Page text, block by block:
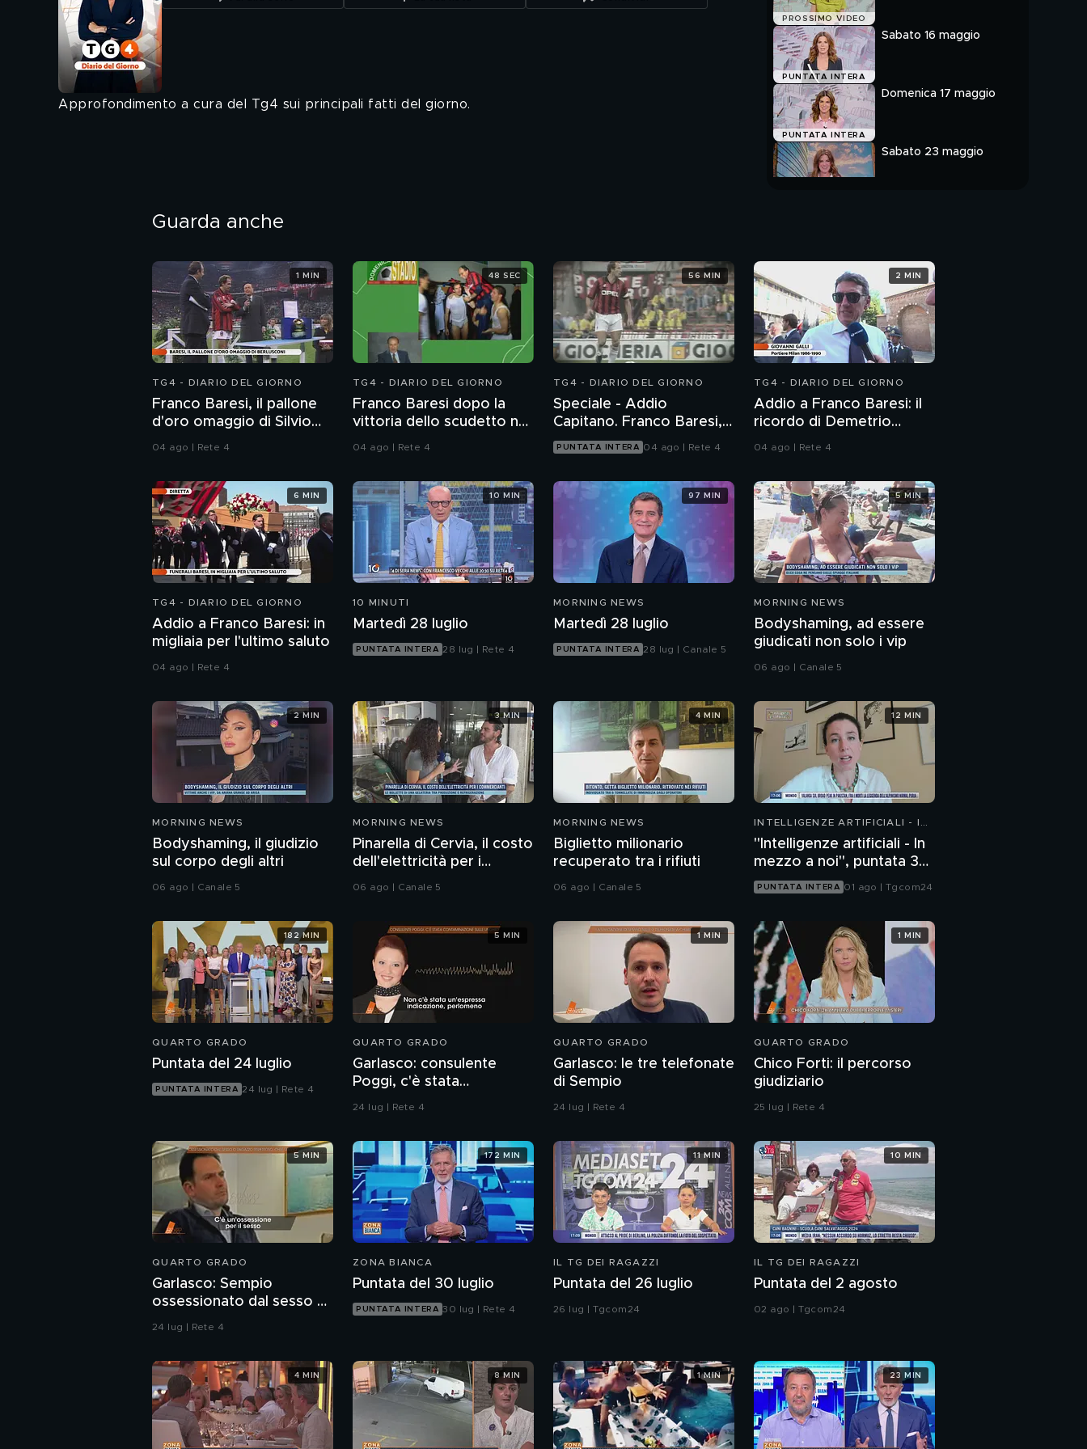
Approfondimento a cura del Tg4 sui principali fatti del giorno.
PROSSIMO VIDEO
PUNTATA INTERA
Sabato 16 maggio
PUNTATA INTERA
Domenica 17 maggio
Sabato 23 maggio
Guarda anche
TG4 - DIARIO DEL GIORNO
Franco Baresi, il pallone
d'oro omaggio di Silvio
Berlusconi
04 ago | Rete 4
1 MIN
TG4 - DIARIO DEL GIORNO
Franco Baresi dopo la
vittoria dello scudetto nel
04 ago | Rete 4
48 SEC
TG4 - DIARIO DEL GIORNO
Speciale - Addio
Capitano. Franco Baresi,
un grande italiano
PUNTATA INTERA 04 ago | Rete 4
56 MIN
TG4 - DIARIO DEL GIORNO
Addio a Franco Baresi: il
ricordo di Demetrio
Albertini, Clarence
04 ago | Rete 4
2 MIN
TG4 - DIARIO DEL GIORNO
Addio a Franco Baresi: in
migliaia per l'ultimo saluto
04 ago | Rete 4
6 MIN
10 MINUTI
Martedì 28 luglio
PUNTATA INTERA 28 lug | Rete 4
10 MIN
MORNING NEWS
Martedì 28 luglio
PUNTATA INTERA 28 lug | Canale 5
97 MIN
MORNING NEWS
Bodyshaming, ad essere
giudicati non solo i vip
06 ago | Canale 5
5 MIN
MORNING NEWS
Bodyshaming, il giudizio
sul corpo degli altri
06 ago | Canale 5
2 MIN
MORNING NEWS
Pinarella di Cervia, il costo
dell'elettricità per i
commercianti
06 ago | Canale 5
3 MIN
MORNING NEWS
Biglietto milionario
recuperato tra i rifiuti
06 ago | Canale 5
4 MIN
INTELLIGENZE ARTIFICIALI - IN
"Intelligenze artificiali - In
mezzo a noi", puntata 36:
chatbot emotivi e minori
PUNTATA INTERA 01 ago | Tgcom24
12 MIN
QUARTO GRADO
Puntata del 24 luglio
PUNTATA INTERA 24 lug | Rete 4
182 MIN
QUARTO GRADO
Garlasco: consulente
Poggi, c'è stata
contaminazione sulle
24 lug | Rete 4
5 MIN
QUARTO GRADO
Garlasco: le tre telefonate
di Sempio
24 lug | Rete 4
1 MIN
QUARTO GRADO
Chico Forti: il percorso
giudiziario
25 lug | Rete 4
1 MIN
QUARTO GRADO
Garlasco: Sempio
ossessionato dal sesso o
ragazzo rispettoso?
24 lug | Rete 4
5 MIN
ZONA BIANCA
Puntata del 30 luglio
PUNTATA INTERA 30 lug | Rete 4
172 MIN
IL TG DEI RAGAZZI
Puntata del 26 luglio
26 lug | Tgcom24
11 MIN
IL TG DEI RAGAZZI
Puntata del 2 agosto
02 ago | Tgcom24
10 MIN
4 MIN 8 MIN 1 MIN 23 MIN